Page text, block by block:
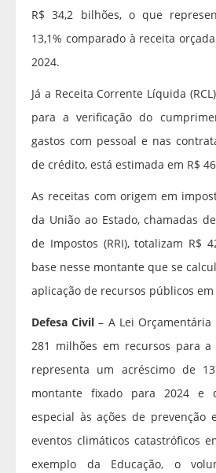
R$ 34,2 bilhões, o que
13,1% comparado à receita
2024.
Já a Receita Corrente Líquida
para a verificação do
gastos com pessoal e nas
de crédito, está estimada em R$
As receitas com origem em
da União ao Estado, chamadas
de Impostos (RRI), totalizam R$
base nesse montante que se
aplicação de recursos públicos em
Defesa Civil– A Lei
281 milhões em recursos para a
representa um acréscimo de
montante fixado para 2024 e
especial às ações de prevenção
eventos climáticos catastróficos
exemplo da Educação, o